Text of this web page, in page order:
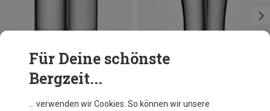
Du sparst 10%
Für Deine schönste
Bergzeit...
… verwenden wir Cookies. So können wir unsere